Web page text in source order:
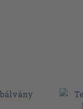
lánya I-II. (1964)